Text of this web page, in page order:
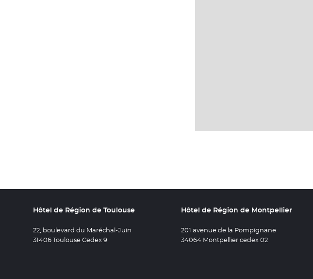
Hôtel de Région de Toulouse
22, boulevard du Maréchal-Juin
31406 Toulouse Cedex 9
Hôtel de Région de Montpellier
201 avenue de la Pompignane
34064 Montpellier cedex 02